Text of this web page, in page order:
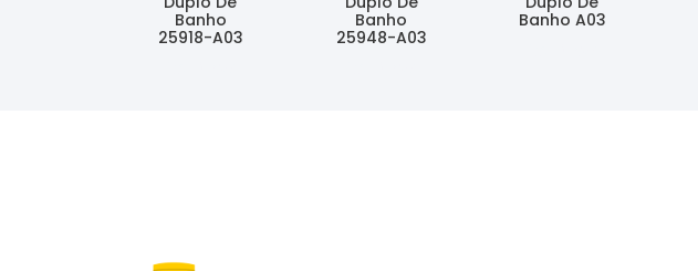
Banho
25918-A03
Banho
25948-A03
Banho A03